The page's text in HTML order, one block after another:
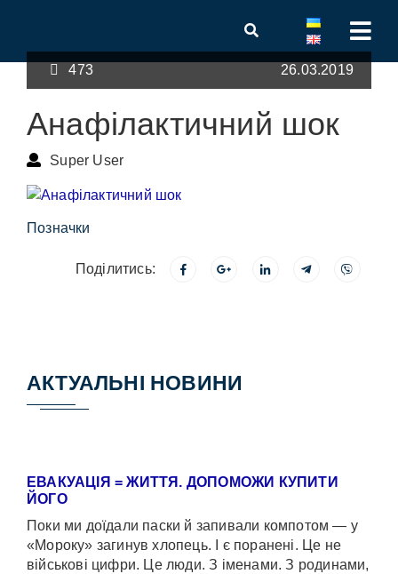
473 26.03.2019
Анафілактичний шок
Super User
Позначки
Поділитись:
АКТУАЛЬНІ НОВИНИ
ЕВАКУАЦІЯ = ЖИТТЯ. ДОПОМОЖИ КУПИТИ
ЙОГО
Поки ми доїдали паски й запивали компотом — у
«Мороку» загинув хлопець. І є поранені. Це не
військові цифри. Це люди. З іменами. З родинами,